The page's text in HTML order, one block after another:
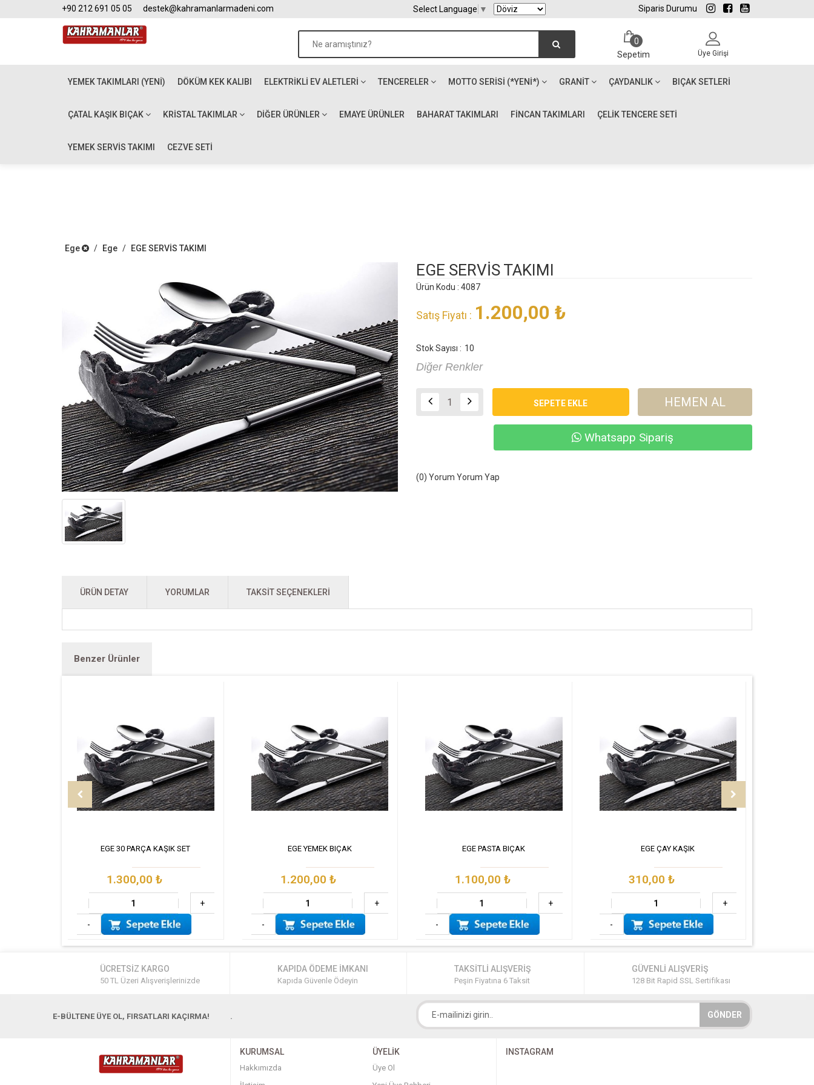
+90 212 691 05 05 destek@kahramanlarmadeni.com Siparis Durumu
Select Language ▼
0
Sepetim
Üye Girişi
YEMEK TAKIMLARI (YENİ) DÖKÜM KEK KALIBI ELEKTRIKLI EV ALETLERI TENCERELER MOTTO SERİSİ (*YENİ*) GRANIT ÇAYDANLIK BIÇAK SETLERI
ÇATAL KAŞIK BIÇAK KRISTAL TAKIMLAR DIĞER ÜRÜNLER EMAYE ÜRÜNLER BAHARAT TAKIMLARI FİNCAN TAKIMLARI ÇELİK TENCERE SETİ
YEMEK SERVİS TAKIMI CEZVE SETİ
Ege / Ege / EGE SERVİS TAKIMI
EGE SERVİS TAKIMI
Ürün Kodu : 4087
Satış Fiyatı : 1.200,00 ₺
Stok Sayısı : 10
Diğer Renkler
HEMEN AL
Whatsapp Sipariş
(0) Yorum Yorum Yap
ÜRÜN DETAY YORUMLAR TAKSIT SEÇENEKLERI
Benzer Ürünler
EGE 30 PARÇA KAŞIK SET
1.300,00 ₺
+
-
EGE YEMEK BIÇAK
1.200,00 ₺
+
-
EGE PASTA BIÇAK
1.100,00 ₺
+
-
EGE ÇAY KAŞIK
310,00 ₺
+
-
ÜCRETSİZ KARGO
50 TL Üzeri Alışverişlerinizde
KAPIDA ÖDEME İMKANI
Kapıda Güvenle Ödeyin
TAKSİTLİ ALIŞVERİŞ
Peşin Fiyatına 6 Taksit
GÜVENLİ ALIŞVERİŞ
128 Bit Rapid SSL Sertifikası
E-BÜLTENE ÜYE OL, FIRSATLARI KAÇIRMA! . GÖNDER
KURUMSAL
Hakkımızda
ÜYELİK
Üye Ol
INSTAGRAM